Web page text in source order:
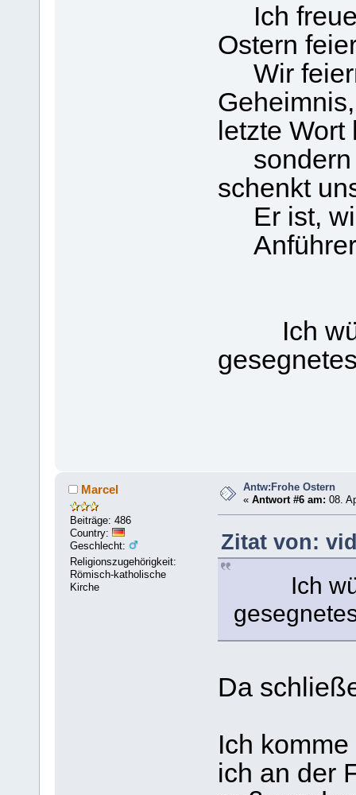
Ich freue
Ostern
Wir
letzte Wort
sondern
schenkt
Er ist,
Anführer
Ich
Marcel
Beiträge: 486
Country:
Geschlecht:
Religionszugehörigkeit:
Römisch-katholische
Kirche
Antw:Frohe Ostern
«Antwort #6 am: 08.
Zitat von:
Ich
Da
Ich
ich an der